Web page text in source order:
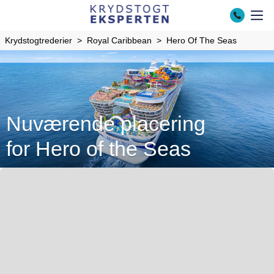
Krydstogtrederier Royal Caribbean Hero Of The Seas
Nuværende placering
for Hero of the Seas